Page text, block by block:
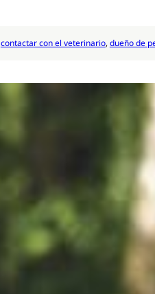
contactar con el veterinario, dueño de